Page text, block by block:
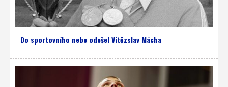
Do sportovního nebe odešel Vítězslav Mácha